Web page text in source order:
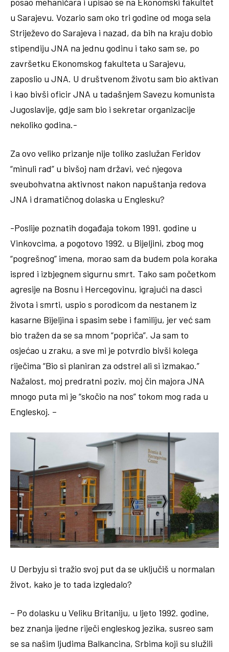
u Sarajevu. Vozario sam oko tri godine od moga sela
Striježevo do Sarajeva i nazad, da bih na kraju dobio
stipendiju JNA na jednu godinu i tako sam se, po
završetku Ekonomskog fakulteta u Sarajevu,
zaposlio u JNA. U društvenom životu sam bio aktivan
i kao bivši oficir JNA u tadašnjem Savezu komunista
Jugoslavije, gdje sam bio i sekretar organizacije
nekoliko godina.-
Za ovo veliko prizanje nije toliko zaslužan Feridov
“minuli rad” u bivšoj nam državi, već njegova
sveubohvatna aktivnost nakon napuštanja redova
JNA i dramatičnog dolaska u Englesku?
-Poslije poznatih događaja tokom 1991. godine u
Vinkovcima, a pogotovo 1992. u Bijeljini, zbog mog
“pogrešnog” imena, morao sam da budem pola koraka
ispred i izbjegnem sigurnu smrt. Tako sam početkom
agresije na Bosnu i Hercegovinu, igrajući na dasci
života i smrti, uspio s porodicom da nestanem iz
kasarne Bijeljina i spasim sebe i familiju, jer već sam
bio tražen da se sa mnom “popriča”. Ja sam to
osjećao u zraku, a sve mi je potvrdio bivši kolega
riječima “Bio si planiran za odstrel ali si izmakao.”
Nažalost, moj predratni poziv, moj čin majora JNA
mnogo puta mi je “skočio na nos” tokom mog rada u
Engleskoj. –
U Derbyju si tražio svoj put da se uključiš u normalan
život, kako je to tada izgledalo?
– Po dolasku u Veliku Britaniju, u ljeto 1992. godine,
bez znanja ijedne riječi engleskog jezika, susreo sam
se sa našim ljudima Balkancina, Srbima koji su služili